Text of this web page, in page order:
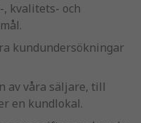
kvalitets- och
kundundersökningar
av våra säljare, till
en kundlokal.